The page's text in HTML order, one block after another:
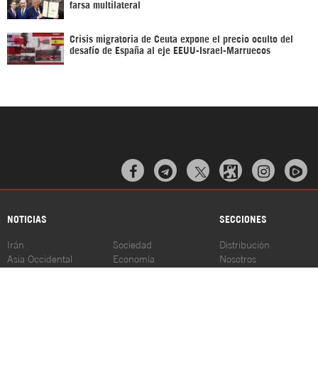
farsa multilateral
Crisis migratoria de Ceuta expone el precio oculto del
desafío de España al eje EEUU-Israel-Marruecos
  
NOTICIAS SECCIONES
Irán
Asia Occidental
Sociedad
Economía
Distribución
Nosotros